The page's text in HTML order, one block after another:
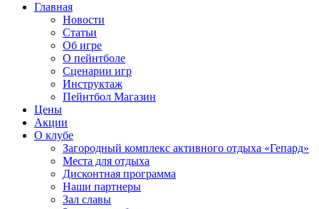
Главная
Новости
Статьи
Об игре
О пейнтболе
Сценарии игр
Инструктаж
Пейнтбол Магазин
Цены
Акции
О клубе
Загородный комплекс активного отдыха «Гепард»
Места для отдыха
Дисконтная программа
Наши партнеры
Зал славы